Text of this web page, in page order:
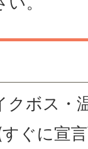
クボス・
ぐに宣